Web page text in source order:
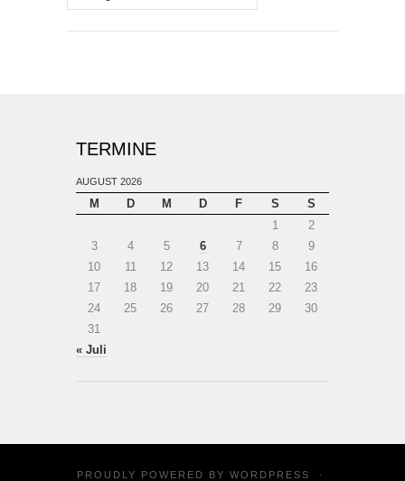
TERMINE
AUGUST 2026
M D M D F S
S
1
2
3
4 5 6 7 8
9
10
11 12 13 14 15
16
17
18 19 20 21 22
23
24
25 26 27 28 29
30
31
« Juli
PROUDLY POWERED BY WORDPRESS ·